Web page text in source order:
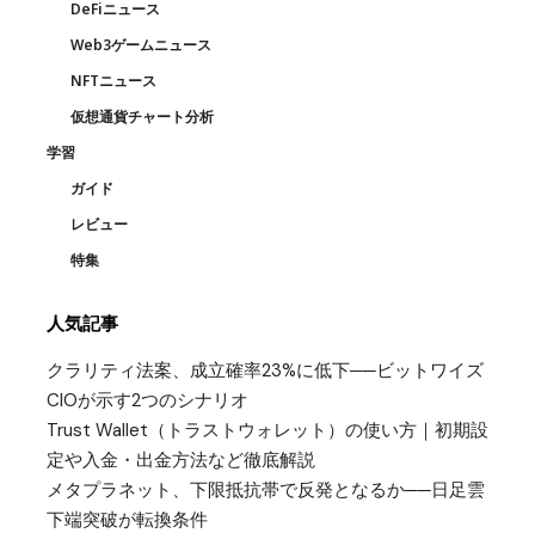
DeFiニュース
Web3ゲームニュース
NFTニュース
仮想通貨チャート分析
学習
ガイド
レビュー
特集
人気記事
クラリティ法案、成立確率23%に低下──ビットワイズ
CIOが示す2つのシナリオ
Trust Wallet（トラストウォレット）の使い方｜初期設
定や入金・出金方法など徹底解説
メタプラネット、下限抵抗帯で反発となるか──日足雲
下端突破が転換条件